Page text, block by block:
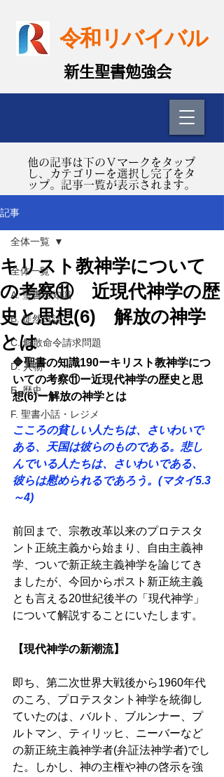
令和リバイバル
​新生聖書勉強会
​他の記事は下のＶマークをタップ
し、カテゴリーを選択し完了をタ
ップ。記事一覧が表示されます。
記事
全体一覧
A. 聖書の知識
B. 徒然日誌
C. 解散命令請求問題
D. 人物
E. 歴史
F. 聖書小話・レジメ
全体一覧
キリスト教神学について
の考察⑪ 近現代神学の歴
史と思想(6) 解放の神学
とは
🔷聖書の知識190ーキリスト教神学につ
いての考察⑪ー近現代神学の歴史と思
想(6)ー解放の神学とは
こころの貧しい人たちは、さいわいで
ある、天国は彼らのものである。悲し
んでいる人たちは、さいわいである、
彼らは慰められるであろう。(マタイ5.3
～4)
前回まで、宗教改革以来のプロテスタ
ント正統主義から始まり、自由主義神
学、ついで新正統主義神学を論じてき
ましたが、今回からポスト新正統主義
とも言える20世紀後半の「現代神学」
について解説することにいたします。
【現代神学の新潮流】
即ち、第二次世界大戦後から1960年代
のころ、プロテスタント神学を統御し
ていたのは、バルト、ブルンナー、プ
ルトマン、ティリッヒ、ニーバーなど
の新正統主義神学者(弁証法神学者)でし
た。しかし、神の主権や神の啓示を強